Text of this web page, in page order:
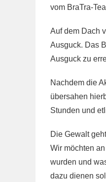
vom BraTra-
Auf dem Dach
Ausguck. Das
Ausguck zu
Nachdem die
übersahen
Stunden und
Die Gewalt
Wir möchten
wurden und
dazu dienen